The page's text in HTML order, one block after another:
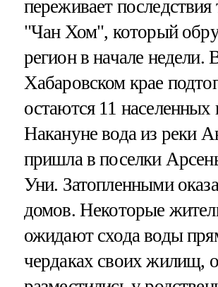
переживает последствия
"Чан Хом", который
регион в начале недели.
Хабаровском крае
остаются 11 населенных
Накануне вода из реки
пришла в поселки
Уни. Затопленными
домов. Некоторые
ожидают схода воды
чердаках своих жилищ,